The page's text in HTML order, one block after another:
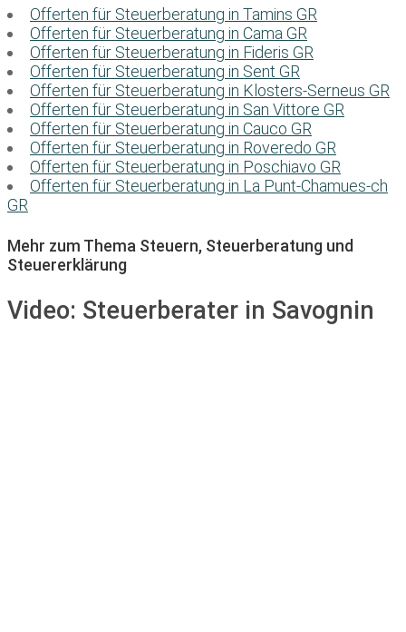
Offerten für Steuerberatung in Tamins GR
Offerten für Steuerberatung in Cama GR
Offerten für Steuerberatung in Fideris GR
Offerten für Steuerberatung in Sent GR
Offerten für Steuerberatung in Klosters-Serneus GR
Offerten für Steuerberatung in San Vittore GR
Offerten für Steuerberatung in Cauco GR
Offerten für Steuerberatung in Roveredo GR
Offerten für Steuerberatung in Poschiavo GR
Offerten für Steuerberatung in La Punt-Chamues-ch
GR
Mehr zum Thema Steuern, Steuerberatung und
Steuererklärung
Video: Steuerberater in Savognin